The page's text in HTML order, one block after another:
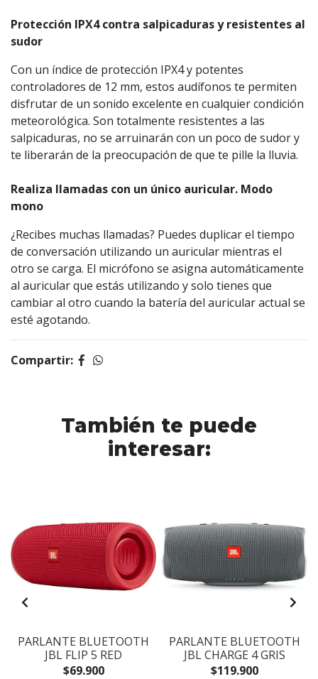
Protección IPX4 contra salpicaduras y resistentes al
sudor
Con un índice de protección IPX4 y potentes
controladores de 12 mm, estos audífonos te permiten
disfrutar de un sonido excelente en cualquier condición
meteorológica. Son totalmente resistentes a las
salpicaduras, no se arruinarán con un poco de sudor y
te liberarán de la preocupación de que te pille la lluvia.
Realiza llamadas con un único auricular. Modo
mono
¿Recibes muchas llamadas? Puedes duplicar el tiempo
de conversación utilizando un auricular mientras el
otro se carga. El micrófono se asigna automáticamente
al auricular que estás utilizando y solo tienes que
cambiar al otro cuando la batería del auricular actual se
esté agotando.
Compartir:
También te puede
interesar:
PARLANTE BLUETOOTH
JBL FLIP 5 RED
$69.900
PARLANTE BLUETOOTH
JBL CHARGE 4 GRIS
$119.900